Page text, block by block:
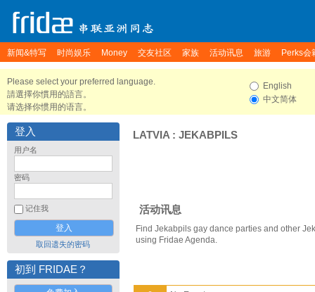
新闻&特写 时尚娱乐 Money 交友社区 家族 活动讯息 旅游 Perks会
Please select your preferred language.
請選擇你慣用的語言。
请选择你惯用的语言。
English
中文简体
登入
用户名
密码
记住我
取回遗失的密码
初到 FRIDAE？
LATVIA : JEKABPILS
活动讯息
Find Jekabpils gay dance parties and other
using Fridae Agenda.